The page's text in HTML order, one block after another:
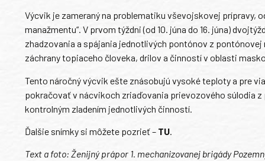
Výcvik je zameraný na problematiku vševojskovej prípravy,
manažmentu“. V prvom týždni (od 10. júna do 16. júna)
zhadzovania a spájania jednotlivých pontónov z
záchrany topiaceho človeka, drilov a činností v oblasti
Tento náročný výcvik ešte znásobujú vysoké teploty a pre
pokračovať v nácvikoch zriaďovania prievozového súlodia
kontrolným zladením jednotlivých činností.
Ďalšie snímky si môžete pozrieť – TU.
Text a foto: Ženijný prápor 1. mechanizovanej brigády